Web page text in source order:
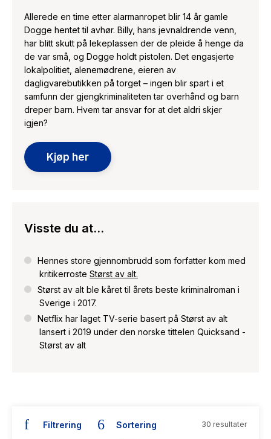
Allerede en time etter alarmanropet blir 14 år gamle
Dogge hentet til avhør. Billy, hans jevnaldrende venn,
har blitt skutt på lekeplassen der de pleide å henge da
de var små, og Dogge holdt pistolen. Det engasjerte
lokalpolitiet, alenemødrene, eieren av
dagligvarebutikken på torget – ingen blir spart i et
samfunn der gjengkriminaliteten tar overhånd og barn
dreper barn. Hvem tar ansvar for at det aldri skjer
igjen?
Kjøp her
Visste du at...
Hennes store gjennombrudd som forfatter kom med
kritikerroste Størst av alt.
Størst av alt ble kåret til årets beste kriminalroman i
Sverige i 2017.
Netflix har laget TV-serie basert på Størst av alt
lansert i 2019 under den norske tittelen Quicksand -
Størst av alt
Filtrering Sortering 30 resultater